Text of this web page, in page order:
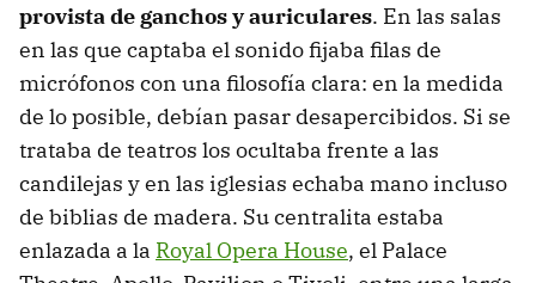
provista de ganchos y auriculares. En las salas
en las que captaba el sonido fijaba filas de
micrófonos con una filosofía clara: en la medida
de lo posible, debían pasar desapercibidos. Si se
trataba de teatros los ocultaba frente a las
candilejas y en las iglesias echaba mano incluso
de biblias de madera. Su centralita estaba
enlazada a la Royal Opera House, el Palace